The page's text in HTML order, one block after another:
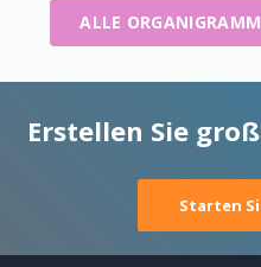
ALLE
Erstellen Sie
Starten